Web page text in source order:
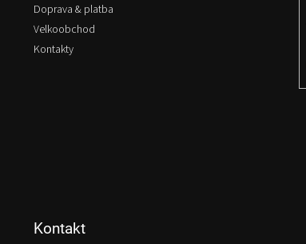
Doprava & platba
Velkoobchod
Kontakty
Kontakt